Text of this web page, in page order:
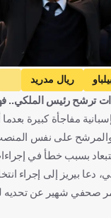
ريال مدريد
كرة قدم
ترشح رئيس الملكي..
مفاجأة كبيرة
والمرشح على نفس
بسبب خطأ في
دعا بيريز إلى إجراء
صحفي شهير عن